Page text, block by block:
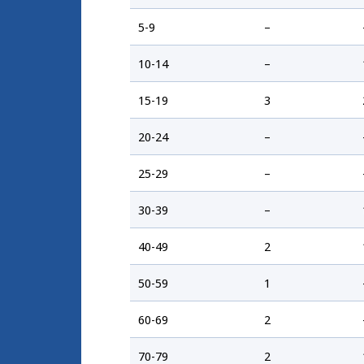
5-9 –
10-14 –
15-19 3
20-24 –
25-29 –
30-39 –
40-49 2
50-59 1
60-69 2
70-79 2